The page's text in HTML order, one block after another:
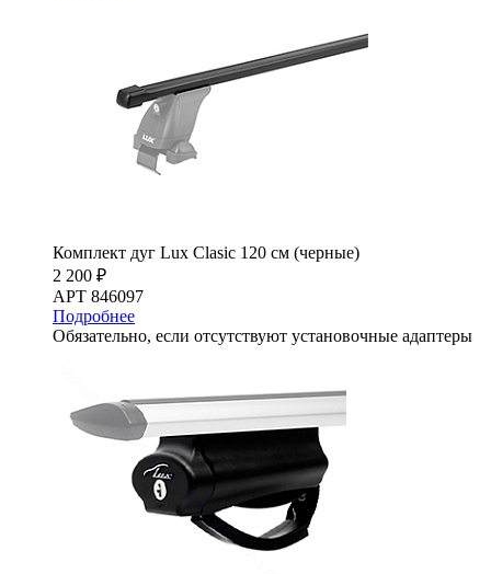
Комплект дуг Lux Clasic 120 см (черные)
2 200 ₽
АРТ 846097
Подробнее
Обязательно, если отсутствуют установочные адаптеры